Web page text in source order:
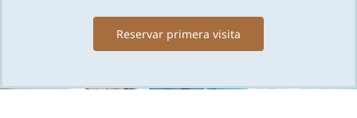
Reservar primera visita